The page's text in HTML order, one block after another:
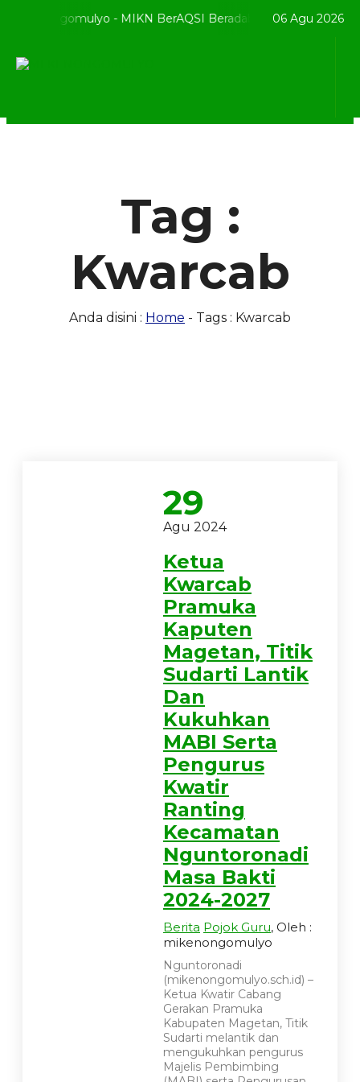
Kenongomulyo - MIKN BerAQSI Beradab alQuran06 Agu 2026
Tag :
Kwarcab
Anda disini : Home - Tags : Kwarcab
29
Agu 2024
Ketua
Kwarcab
Pramuka
Kaputen
Magetan, Titik
Sudarti Lantik
Dan
Kukuhkan
MABI Serta
Pengurus
Kwatir
Ranting
Kecamatan
Nguntoronadi
Masa Bakti
2024-2027
Berita Pojok Guru, Oleh :
mikenongomulyo
Nguntoronadi
(mikenongomulyo.sch.id) –
Ketua Kwatir Cabang
Gerakan Pramuka
Kabupaten Magetan, Titik
Sudarti melantik dan
mengukuhkan pengurus
Majelis Pembimbing